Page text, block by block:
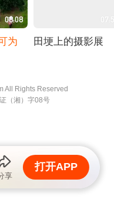
08:08
为 田埂上的摄影展
All Rights Reserved
（湘）字08号
享
打开APP